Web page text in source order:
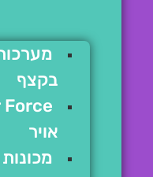
בקצף
אויר
מכונות